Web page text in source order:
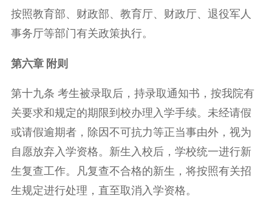
按照教育部、财政部、教育厅、财政厅、退役军人
事务厅等部门有关政策执行。
第六章 附则
第十九条 考生被录取后，持录取通知书，按我院有
关要求和规定的期限到校办理入学手续。未经请假
或请假逾期者，除因不可抗力等正当事由外，视为
自愿放弃入学资格。新生入校后，学校统一进行新
生复查工作。凡复查不合格的新生，将按照有关招
生规定进行处理，直至取消入学资格。